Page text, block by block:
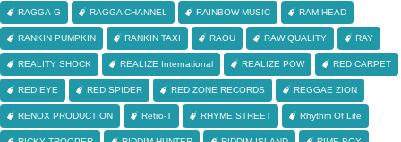
RAGGA-G RAGGA CHANNEL RAINBOW MUSIC RAM HEAD
RANKIN PUMPKIN RANKIN TAXI RAOU RAW QUALITY RAY
REALITY SHOCK REALIZE International REALIZE POW RED CARPET
RED EYE RED SPIDER RED ZONE RECORDS REGGAE ZION
RENOX PRODUCTION Retro-T RHYME STREET Rhythm Of Life